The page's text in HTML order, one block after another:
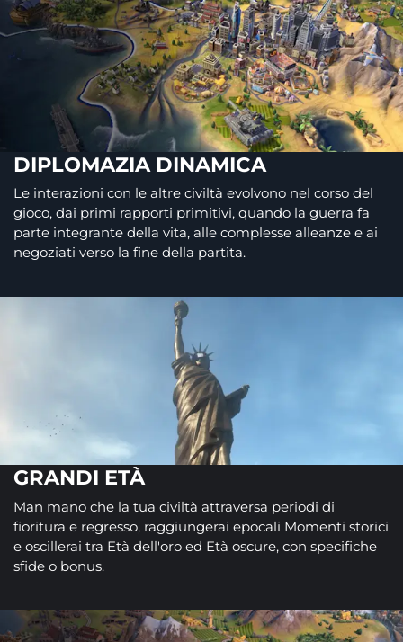
DIPLOMAZIA DINAMICA
Le interazioni con le altre civiltà evolvono nel corso del
gioco, dai primi rapporti primitivi, quando la guerra fa
parte integrante della vita, alle complesse alleanze e ai
negoziati verso la fine della partita.
GRANDI ETÀ
Man mano che la tua civiltà attraversa periodi di
fioritura e regresso, raggiungerai epocali Momenti storici
e oscillerai tra Età dell'oro ed Età oscure, con specifiche
sfide o bonus.